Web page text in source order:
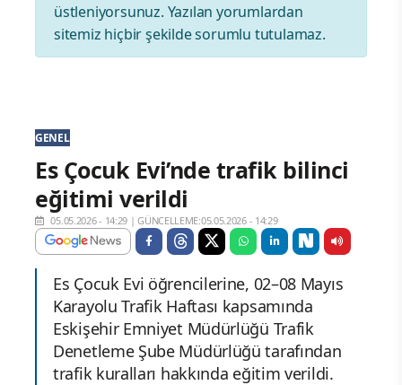
üstleniyorsunuz. Yazılan yorumlardan
sitemiz hiçbir şekilde sorumlu tutulamaz.
GENEL
Es Çocuk Evi’nde trafik bilinci
eğitimi verildi
05.05.2026 - 14:29 |GÜNCELLEME:05.05.2026 - 14:29
Es Çocuk Evi öğrencilerine, 02–08 Mayıs
Karayolu Trafik Haftası kapsamında
Eskişehir Emniyet Müdürlüğü Trafik
Denetleme Şube Müdürlüğü tarafından
trafik kuralları hakkında eğitim verildi.